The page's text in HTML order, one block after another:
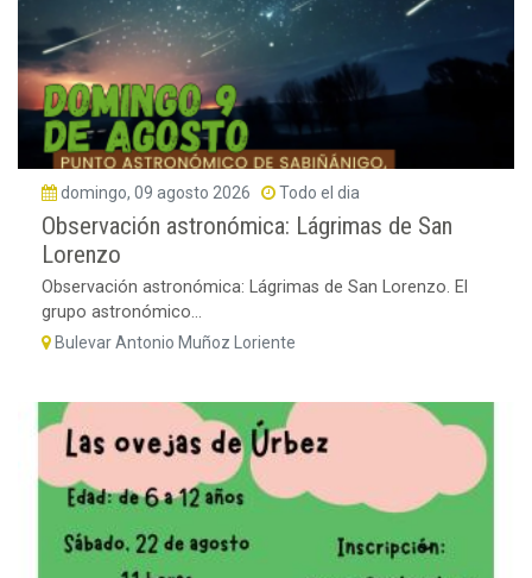
domingo, 09 agosto 2026 Todo el dia
Observación astronómica: Lágrimas de San
Lorenzo
Observación astronómica: Lágrimas de San Lorenzo. El
grupo astronómico...
Bulevar Antonio Muñoz Loriente